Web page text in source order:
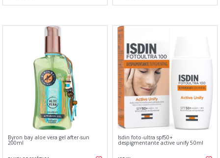
Byron bay aloe vera gel after-sun
200ml
Isdin foto-ultra spf50+
despigmentante active unify 50ml